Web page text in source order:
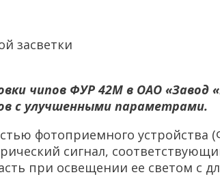
засветки
чипов ФУР 42М в ОАО «Завод
с улучшенными параметрами.
фотоприемного устройства
сигнал,
при освещении ее светом с